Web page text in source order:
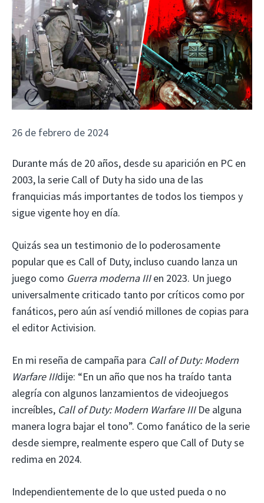
26 de febrero de 2024
Durante más de 20 años, desde su aparición en PC en
2003, la serie Call of Duty ha sido una de las
franquicias más importantes de todos los tiempos y
sigue vigente hoy en día.
Quizás sea un testimonio de lo poderosamente
popular que es Call of Duty, incluso cuando lanza un
juego como Guerra moderna IIIen 2023. Un juego
universalmente criticado tanto por críticos como por
fanáticos, pero aún así vendió millones de copias para
el editor Activision.
En mi reseña de campaña para Call of Duty: Modern
Warfare IIIdije: “En un año que nos ha traído tanta
alegría con algunos lanzamientos de videojuegos
increíbles, Call of Duty: Modern Warfare IIIDe alguna
manera logra bajar el tono”. Como fanático de la serie
desde siempre, realmente espero que Call of Duty se
redima en 2024.
Independientemente de lo que usted pueda o no